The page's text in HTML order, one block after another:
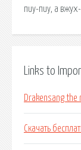
пиу-пиу, а
Links to
Drakensang the
Скачать